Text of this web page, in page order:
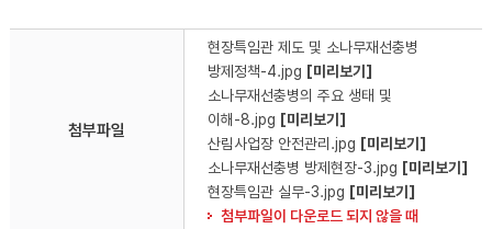
첨부파일
현장특임관 제도 및 소나무재선충병
방제정책-4.jpg [미리보기]
소나무재선충병의 주요 생태 및
이해-8.jpg [미리보기]
산림사업장 안전관리.jpg [미리보기]
소나무재선충병 방제현장-3.jpg [미리보기]
현장특임관 실무-3.jpg [미리보기]
첨부파일이 다운로드 되지 않을 때